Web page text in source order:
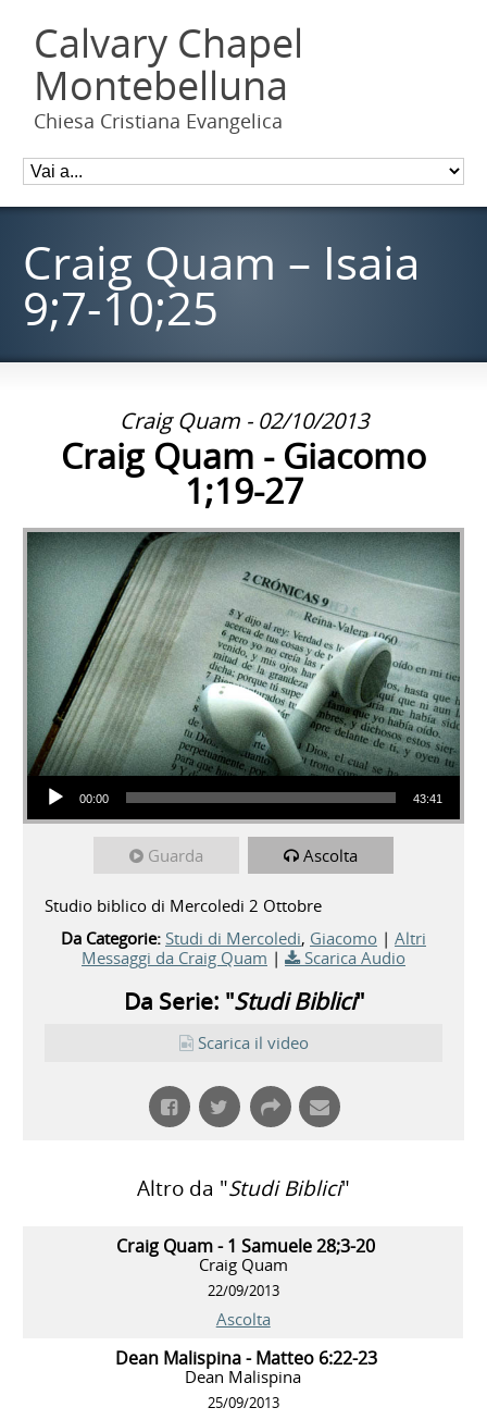
Calvary Chapel
Montebelluna
Chiesa Cristiana Evangelica
Craig Quam – Isaia
9;7-10;25
Craig Quam - 02/10/2013
Craig Quam - Giacomo
1;19-27
Audio Player
00:00 43:41
Guarda Ascolta
Studio biblico di Mercoledi 2 Ottobre
Da Categorie: Studi di Mercoledi, Giacomo | Altri
Messaggi da Craig Quam | Scarica Audio
Da Serie: "Studi Biblici"
Scarica il video
Altro da "Studi Biblici"
Craig Quam - 1 Samuele 28;3-20
Craig Quam
22/09/2013
Ascolta
Dean Malispina - Matteo 6:22-23
Dean Malispina
25/09/2013